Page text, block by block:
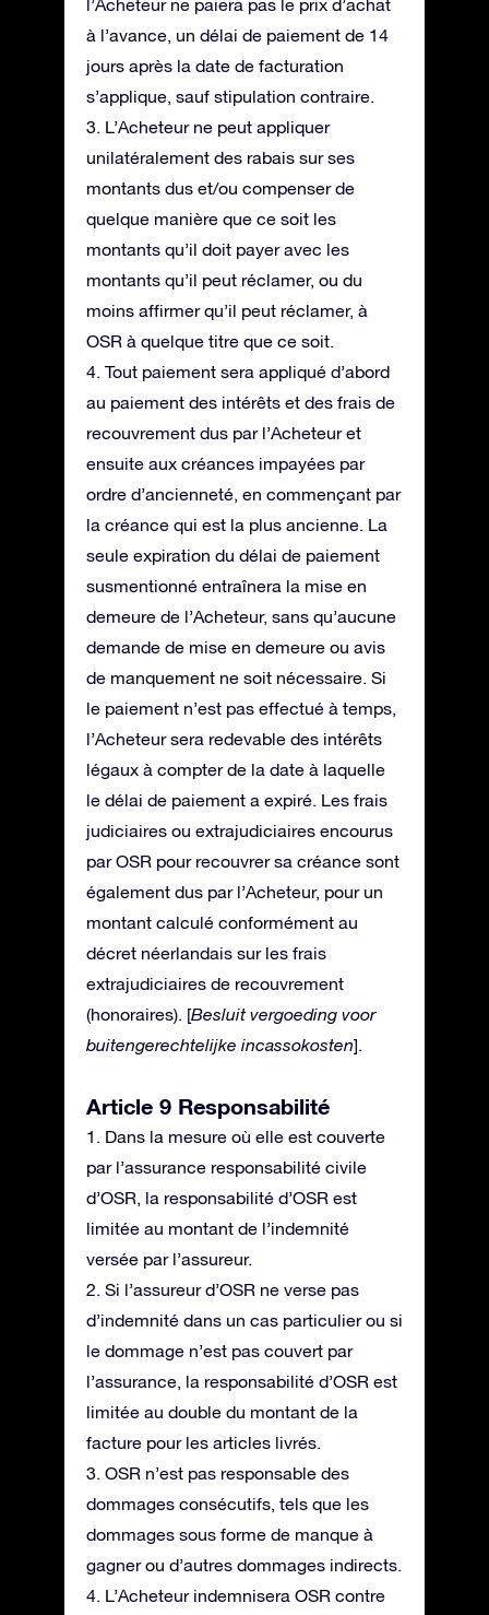
l’Acheteur ne paiera pas le prix d’achat
à l’avance, un délai de paiement de 14
jours après la date de facturation
s’applique, sauf stipulation contraire.
3. L’Acheteur ne peut appliquer
unilatéralement des rabais sur ses
montants dus et/ou compenser de
quelque manière que ce soit les
montants qu’il doit payer avec les
montants qu’il peut réclamer, ou du
moins affirmer qu’il peut réclamer, à
OSR à quelque titre que ce soit.
4. Tout paiement sera appliqué d’abord
au paiement des intérêts et des frais de
recouvrement dus par l’Acheteur et
ensuite aux créances impayées par
ordre d’ancienneté, en commençant par
la créance qui est la plus ancienne. La
seule expiration du délai de paiement
susmentionné entraînera la mise en
demeure de l’Acheteur, sans qu’aucune
demande de mise en demeure ou avis
de manquement ne soit nécessaire. Si
le paiement n’est pas effectué à temps,
l’Acheteur sera redevable des intérêts
légaux à compter de la date à laquelle
le délai de paiement a expiré. Les frais
judiciaires ou extrajudiciaires encourus
par OSR pour recouvrer sa créance sont
également dus par l’Acheteur, pour un
montant calculé conformément au
décret néerlandais sur les frais
extrajudiciaires de recouvrement
(honoraires). [Besluit vergoeding voor
buitengerechtelijke incassokosten].
Article 9 Responsabilité
1. Dans la mesure où elle est couverte
par l’assurance responsabilité civile
d’OSR, la responsabilité d’OSR est
limitée au montant de l’indemnité
versée par l’assureur.
2. Si l’assureur d’OSR ne verse pas
d’indemnité dans un cas particulier ou si
le dommage n’est pas couvert par
l’assurance, la responsabilité d’OSR est
limitée au double du montant de la
facture pour les articles livrés.
3. OSR n’est pas responsable des
dommages consécutifs, tels que les
dommages sous forme de manque à
gagner ou d’autres dommages indirects.
4. L’Acheteur indemnisera OSR contre